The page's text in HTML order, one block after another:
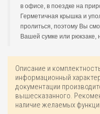
в офисе, в поездке на
Герметичная крышка и
пролиться, поэтому Вы
Вашей сумке или рюкзаке,
Описание и
информационный
документации
вышесказанного.
наличие желаемых